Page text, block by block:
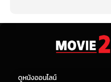
ดูหนังออนไลน์